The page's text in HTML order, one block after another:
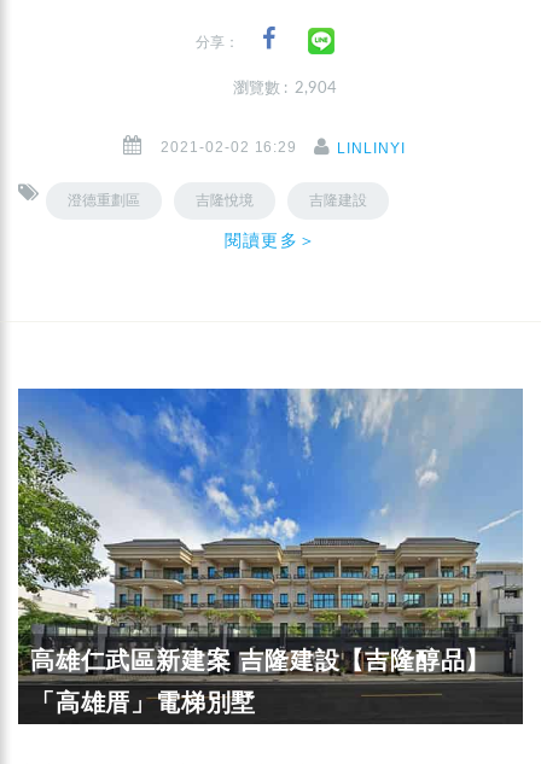
分享：
瀏覽數 : 2,904
2021-02-02 16:29 LINLINYI
澄德重劃區 吉隆悅境 吉隆建設
閱讀更多＞
高雄仁武區新建案 吉隆建設【吉隆醇品】
「高雄厝」電梯別墅